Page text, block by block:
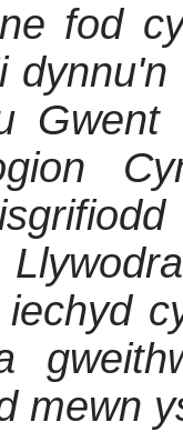
fod
mewn